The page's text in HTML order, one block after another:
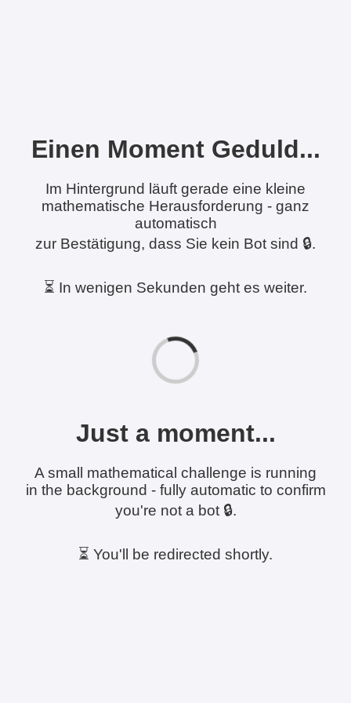
Einen Moment Geduld...
Im Hintergrund läuft gerade eine kleine
mathematische Herausforderung - ganz
automatisch
zur Bestätigung, dass Sie kein Bot sind 🔒.
⏳ In wenigen Sekunden geht es weiter.
Just a moment...
A small mathematical challenge is running
in the background - fully automatic to confirm
you're not a bot 🔒.
⏳ You'll be redirected shortly.